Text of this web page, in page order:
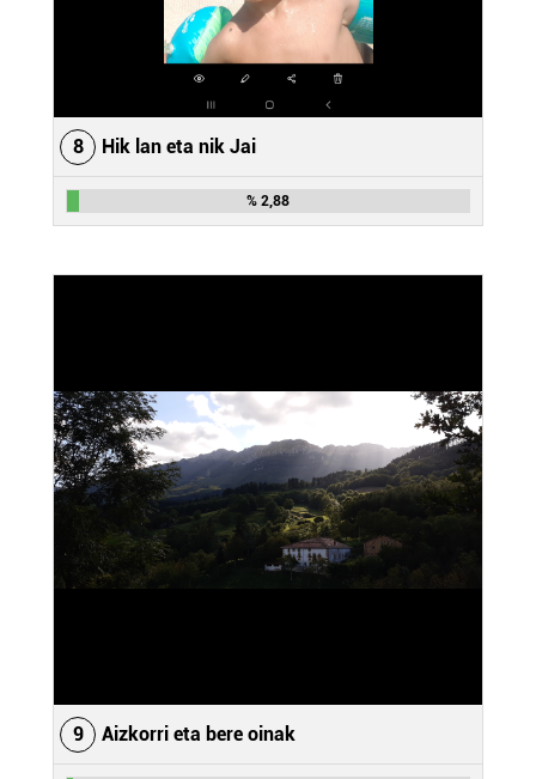
8 Hik lan eta nik Jai
% 2,88
9 Aizkorri eta bere oinak